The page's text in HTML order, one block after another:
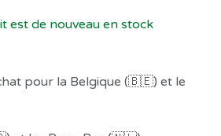
est de nouveau en stock
pour la Belgique (🇧🇪) et le